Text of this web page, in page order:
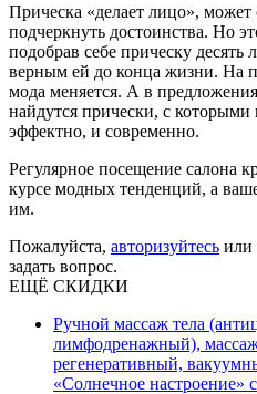
Прическа «делает лицо», может
подчеркнуть достоинства. Но
подобрав себе прическу десять
верным ей до конца жизни. На
мода меняется. А в
найдутся прически, с
эффектно, и современно.
Регулярное посещение салона
курсе модных тенденций, а
им.
Пожалуйста, авторизуйтесь или
задать вопрос.
ЕЩЁ СКИДКИ
Ручной массаж тела
лимфодренажный),
регенеративный,
«Солнечное настроение»